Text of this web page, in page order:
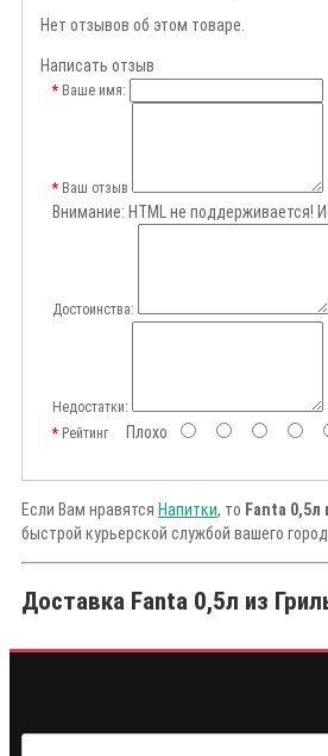
Нет отзывов об этом товаре.
Написать отзыв
Ваше имя:
Ваш отзыв
Внимание: HTML не поддерживается!
Достоинства:
Недостатки:
РейтингПлохо
Если Вам нравятся Напитки, то Fanta 0,5л
быстрой курьерской службой вашего
Доставка Fanta 0,5л из